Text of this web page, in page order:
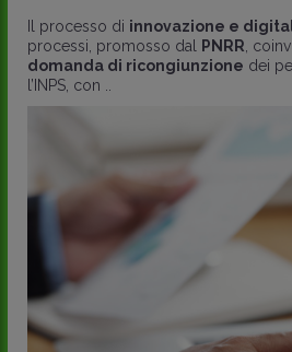
Il processo di innovazione e
processi, promosso dal
PNRR ,
domanda di ricongiunzione dei
l’INPS, con ..